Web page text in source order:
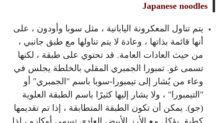
Japanese noodles
يتم تناول المعكرونة اليابانية ، مثل سوبا وأودون ، على
أنها قائمة بذاتها ، وعادة لا يتم تناولها مع طبق جانبي ،
من حيث العادات العامة. قد تحتوي على طبقة ، لكنها
تسمى غو. تمبورا الجمبري المقلي بالخلطة يجلس في
وعاء من يُشار إلى تيمبورا-سوبا باسم "الجمبري" أو
"التيمبورا" ، ولا يشار إليها كثيرًا باسم الطبقة العلوية
(جو). يمكن أن تكون الطبقة المتطابقة ، إذا تم تقديمها
كطبق يؤكل مع الأرز الأبيض العادي تسمى أوكازو ، لذا